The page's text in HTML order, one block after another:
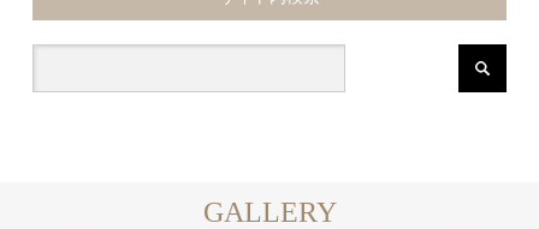
GALLERY